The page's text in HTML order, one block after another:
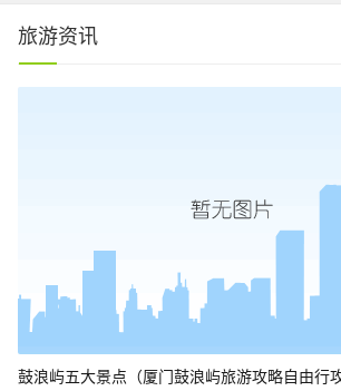
旅游资讯
鼓浪屿五大景点（厦门鼓浪屿旅游攻略自由行攻